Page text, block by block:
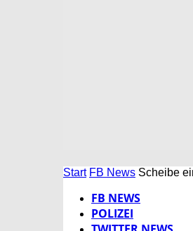
Start FB News Scheibe
FB NEWS
POLIZEI